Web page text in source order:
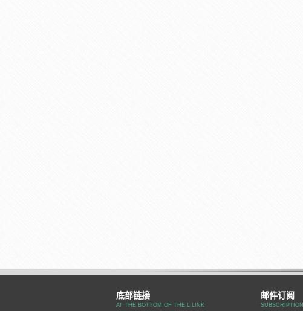
底部链接
AT THE BOTTOM OF THE L LINK
邮件订阅
SUBSCRIPTION